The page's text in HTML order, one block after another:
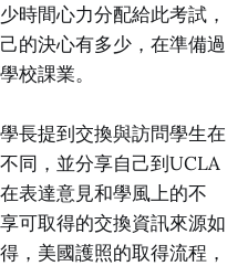
時間心力分配給此考試，
的決心有多少，在準備過
校課業。
長提到交換與訪問學生在
同，並分享自己到UCLA
表達意見和學風上的不
可取得的交換資訊來源如
，美國護照的取得流程，